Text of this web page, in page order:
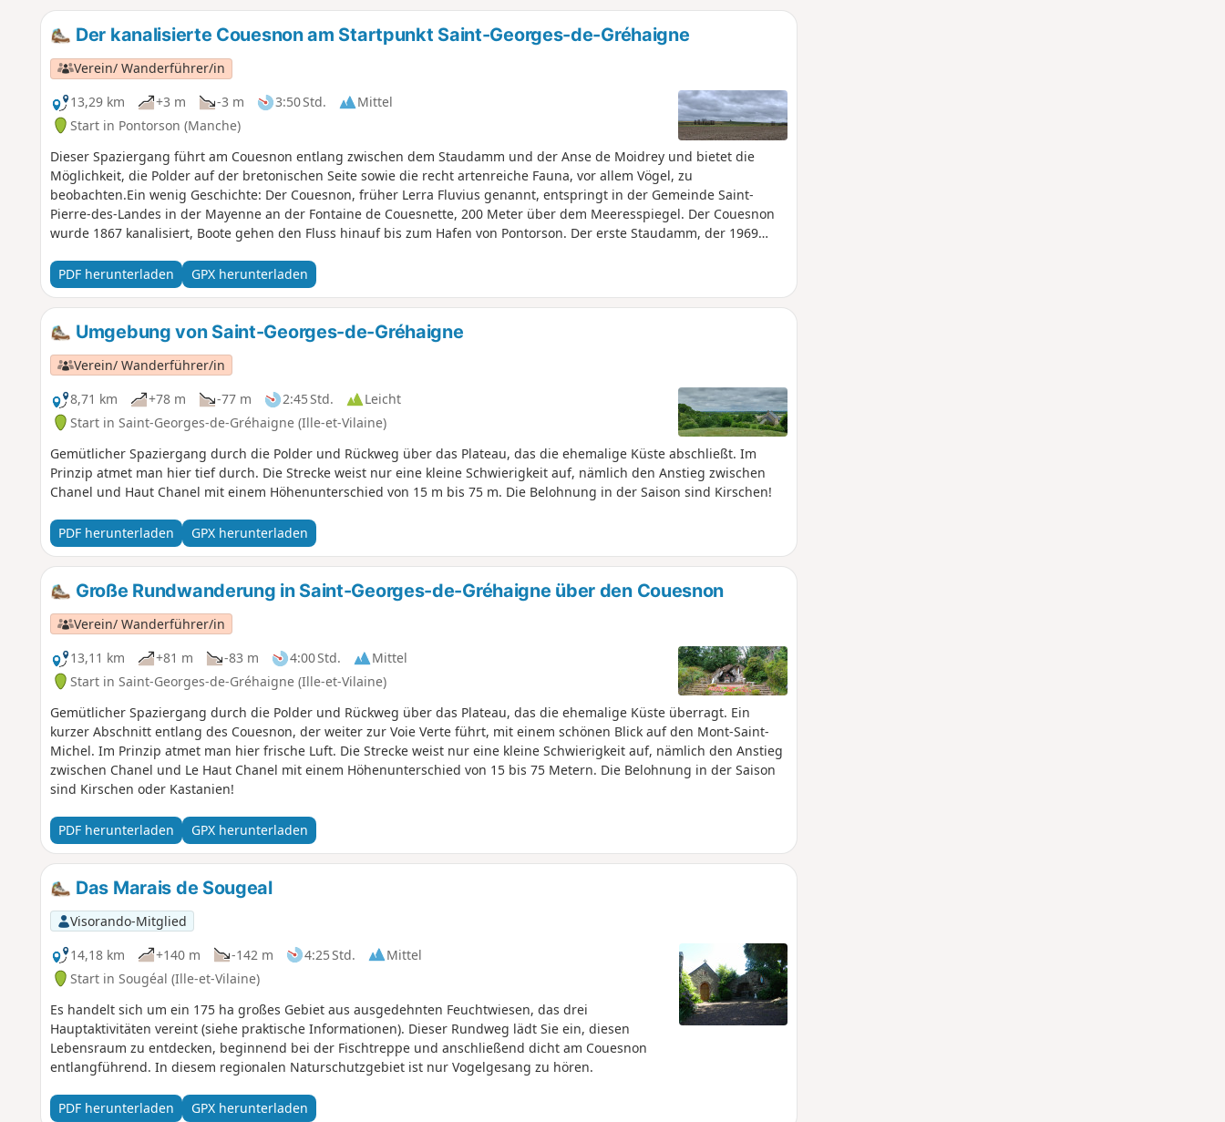
Der kanalisierte Couesnon am Startpunkt Saint-Georges-de-Gréhaigne
Verein/ Wanderführer/in
13,29 km
+3 m -3 m 3:50 Std.
Mittel
Start in Pontorson (Manche)
Dieser Spaziergang führt am Couesnon entlang zwischen dem Staudamm und der Anse de Moidrey und bietet die
Möglichkeit, die Polder auf der bretonischen Seite sowie die recht artenreiche Fauna, vor allem Vögel, zu
beobachten.Ein wenig Geschichte: Der Couesnon, früher Lerra Fluvius genannt, entspringt in der Gemeinde Saint-
Pierre-des-Landes in der Mayenne an der Fontaine de Couesnette, 200 Meter über dem Meeresspiegel. Der Couesnon
wurde 1867 kanalisiert, Boote gehen den Fluss hinauf bis zum Hafen von Pontorson. Der erste Staudamm, der 1969
Überschwemmungen führte. Er wurde 2008 abgerissen und im Rahmen der Maßnahmen zur Wiederherstellung des
maritimen Charakters des Mont-Saint-Michel durch den Couesnon-Staudamm ersetzt.
PDF herunterladen GPX herunterladen
Umgebung von Saint-Georges-de-Gréhaigne
Verein/ Wanderführer/in
8,71 km
+78 m -77 m 2:45 Std.
Leicht
Start in Saint-Georges-de-Gréhaigne (Ille-et-Vilaine)
Gemütlicher Spaziergang durch die Polder und Rückweg über das Plateau, das die ehemalige Küste abschließt. Im
Prinzip atmet man hier tief durch. Die Strecke weist nur eine kleine Schwierigkeit auf, nämlich den Anstieg zwischen
Chanel und Haut Chanel mit einem Höhenunterschied von 15 m bis 75 m. Die Belohnung in der Saison sind Kirschen!
PDF herunterladen GPX herunterladen
Große Rundwanderung in Saint-Georges-de-Gréhaigne über den Couesnon
Verein/ Wanderführer/in
13,11 km
+81 m -83 m 4:00 Std.
Mittel
Start in Saint-Georges-de-Gréhaigne (Ille-et-Vilaine)
Gemütlicher Spaziergang durch die Polder und Rückweg über das Plateau, das die ehemalige Küste überragt. Ein
kurzer Abschnitt entlang des Couesnon, der weiter zur Voie Verte führt, mit einem schönen Blick auf den Mont-Saint-
Michel. Im Prinzip atmet man hier frische Luft. Die Strecke weist nur eine kleine Schwierigkeit auf, nämlich den Anstieg
zwischen Chanel und Le Haut Chanel mit einem Höhenunterschied von 15 bis 75 Metern. Die Belohnung in der Saison
sind Kirschen oder Kastanien!
PDF herunterladen GPX herunterladen
Das Marais de Sougeal
Visorando-Mitglied
14,18 km
+140 m -142 m 4:25 Std.
Mittel
Start in Sougéal (Ille-et-Vilaine)
Es handelt sich um ein 175 ha großes Gebiet aus ausgedehnten Feuchtwiesen, das drei
Hauptaktivitäten vereint (siehe praktische Informationen). Dieser Rundweg lädt Sie ein, diesen
Lebensraum zu entdecken, beginnend bei der Fischtreppe und anschließend dicht am Couesnon
entlangführend. In diesem regionalen Naturschutzgebiet ist nur Vogelgesang zu hören.
PDF herunterladen GPX herunterladen